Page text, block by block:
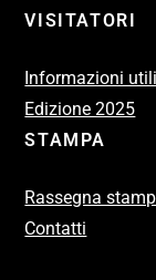
VISITATORI
Informazioni utili
Edizione 2025
STAMPA
Rassegna
Contatti